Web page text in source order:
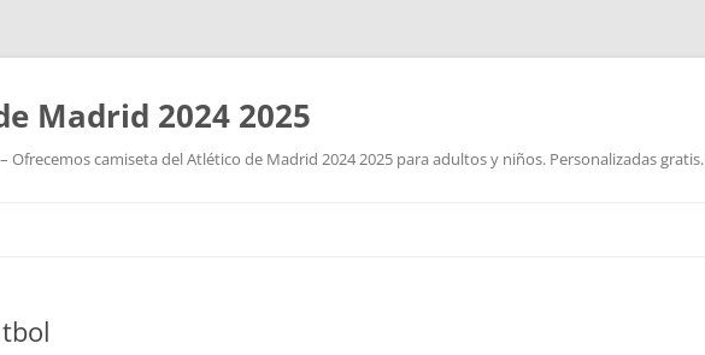
Madrid 2024 2025
Ofrecemos camiseta del Atlético de Madrid 2024 2025 para adultos y niños. Personalizadas gratis.